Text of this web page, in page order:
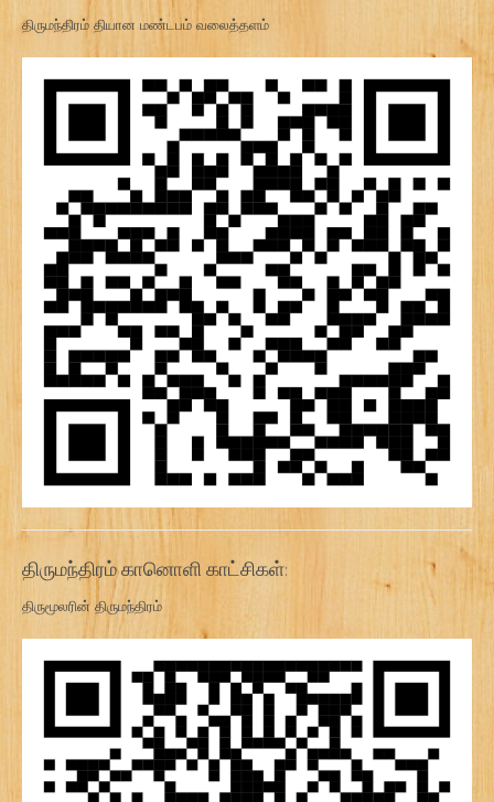
திருமந்திரம் தியான மண்டபம் வலைத்தளம்
திருமந்திரம் கானொளி காட்சிகள்:
திருமூலரின் திருமந்திரம்